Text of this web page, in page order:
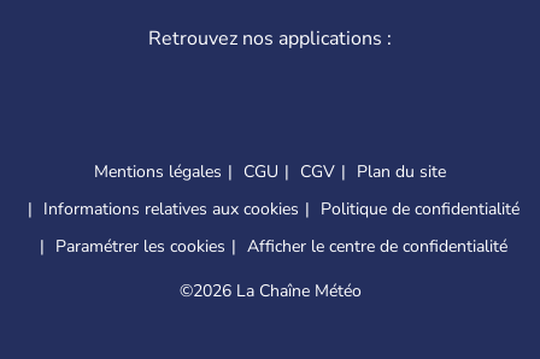
Retrouvez nos applications :
Mentions légales CGU CGV
Plan du site
Informations relatives aux cookies
Politique de confidentialité
Paramétrer les cookies
Afficher le centre de confidentialité
©2026 La Chaîne Météo